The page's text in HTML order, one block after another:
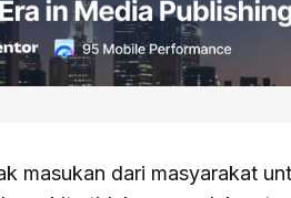
masukan dari masyarakat